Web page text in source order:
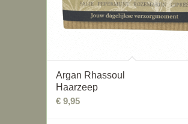
Argan Rhassoul
Haarzeep
€9,95